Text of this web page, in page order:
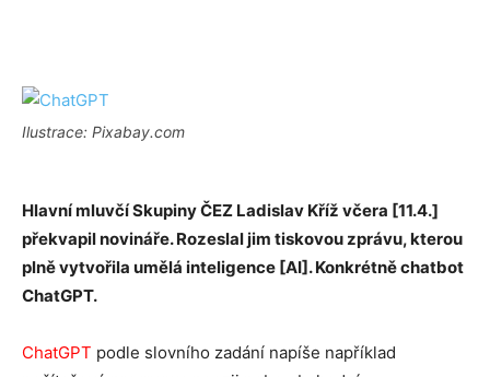
Ilustrace: Pixabay.com
Hlavní mluvčí Skupiny ČEZ Ladislav Kříž včera [11.4.]
překvapil novináře. Rozeslal jim tiskovou zprávu, kterou
plně vytvořila umělá inteligence [AI]. Konkrétně chatbot
ChatGPT.
ChatGPT podle slovního zadání napíše například